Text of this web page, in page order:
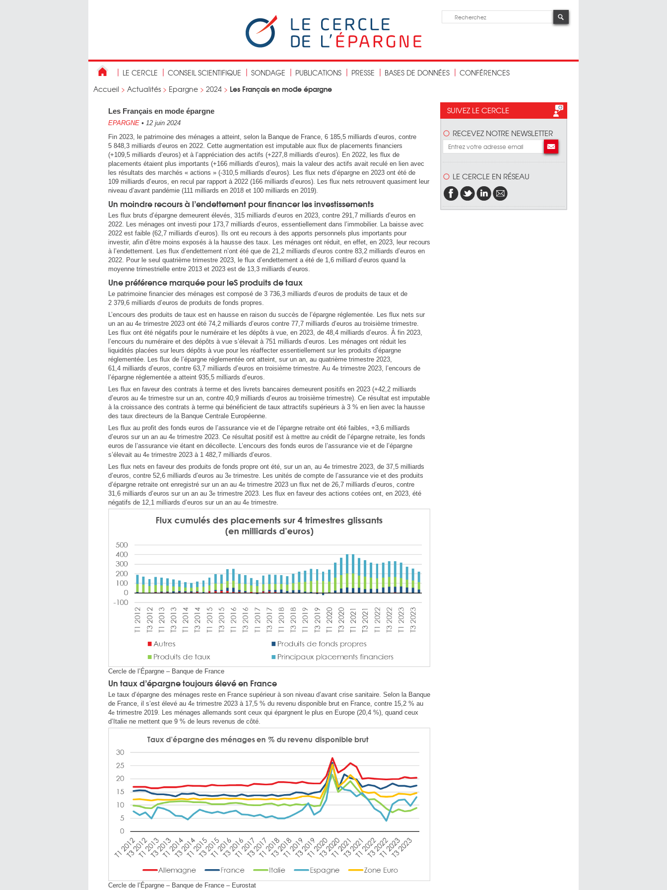
LE CERCLE CONSEIL SCIENTIFIQUE SONDAGE PUBLICATIONS PRESSE BASES DE DONNÉES
CONFÉRENCES
Accueil > Actualités > Epargne > 2024 > Les Français en mode épargne
Les Français en mode épargne
EPARGNE • 12 juin 2024
Fin 2023, le patrimoine des ménages a atteint, selon la Banque de France, 6 185,5 milliards d’euros, contre
5 848,3 milliards d’euros en 2022. Cette augmentation est imputable aux flux de placements financiers
(+109,5 milliards d’euros) et à l’appréciation des actifs (+227,8 milliards d’euros). En 2022, les flux de
placements étaient plus importants (+166 milliards d’euros), mais la valeur des actifs avait reculé en lien avec
les résultats des marchés « actions » (-310,5 milliards d’euros). Les flux nets d’épargne en 2023 ont été de
109 milliards d’euros, en recul par rapport à 2022 (166 milliards d’euros). Les flux nets retrouvent quasiment leur
niveau d’avant pandémie (111 milliards en 2018 et 100 milliards en 2019).
Un moindre recours à l’endettement pour financer les investissements
Les flux bruts d’épargne demeurent élevés, 315 milliards d’euros en 2023, contre 291,7 milliards d’euros en
2022. Les ménages ont investi pour 173,7 milliards d’euros, essentiellement dans l’immobilier. La baisse avec
2022 est faible (62,7 milliards d’euros). Ils ont eu recours à des apports personnels plus importants pour
investir, afin d’être moins exposés à la hausse des taux. Les ménages ont réduit, en effet, en 2023, leur recours
à l’endettement. Les flux d’endettement n’ont été que de 21,2 milliards d’euros contre 83,2 milliards d’euros en
2022. Pour le seul quatrième trimestre 2023, le flux d’endettement a été de 1,6 milliard d’euros quand la
moyenne trimestrielle entre 2013 et 2023 est de 13,3 milliards d’euros.
Une préférence marquée pour leS produits de taux
Le patrimoine financier des ménages est composé de 3 736,3 milliards d’euros de produits de taux et de
2 379,6 milliards d’euros de produits de fonds propres.
L’encours des produits de taux est en hausse en raison du succès de l’épargne réglementée. Les flux nets sur
un an au 4e trimestre 2023 ont été 74,2 milliards d’euros contre 77,7 milliards d’euros au troisième trimestre.
Les flux ont été négatifs pour le numéraire et les dépôts à vue, en 2023, de 48,4 milliards d’euros. À fin 2023,
l’encours du numéraire et des dépôts à vue s’élevait à 751 milliards d’euros. Les ménages ont réduit les
liquidités placées sur leurs dépôts à vue pour les réaffecter essentiellement sur les produits d’épargne
réglementée. Les flux de l’épargne réglementée ont atteint, sur un an, au quatrième trimestre 2023,
61,4 milliards d’euros, contre 63,7 milliards d’euros en troisième trimestre. Au 4e trimestre 2023, l’encours de
l’épargne réglementée a atteint 935,5 milliards d’euros.
Les flux en faveur des contrats à terme et des livrets bancaires demeurent positifs en 2023 (+42,2 milliards
d’euros au 4e trimestre sur un an, contre 40,9 milliards d’euros au troisième trimestre). Ce résultat est imputable
à la croissance des contrats à terme qui bénéficient de taux attractifs supérieurs à 3 % en lien avec la hausse
des taux directeurs de la Banque Centrale Européenne.
Les flux au profit des fonds euros de l’assurance vie et de l’épargne retraite ont été faibles, +3,6 milliards
d’euros sur un an au 4e trimestre 2023. Ce résultat positif est à mettre au crédit de l’épargne retraite, les fonds
euros de l’assurance vie étant en décollecte. L’encours des fonds euros de l’assurance vie et de l’épargne
s’élevait au 4e trimestre 2023 à 1 482,7 milliards d’euros.
Les flux nets en faveur des produits de fonds propre ont été, sur un an, au 4e trimestre 2023, de 37,5 milliards
d’euros, contre 52,6 milliards d’euros au 3e trimestre. Les unités de compte de l’assurance vie et des produits
d’épargne retraite ont enregistré sur un an au 4e trimestre 2023 un flux net de 26,7 milliards d’euros, contre
31,6 milliards d’euros sur un an au 3e trimestre 2023. Les flux en faveur des actions cotées ont, en 2023, été
négatifs de 12,1 milliards d’euros sur un an au 4e trimestre.
Cercle de l’Épargne – Banque de France
Un taux d’épargne toujours élevé en France
Le taux d’épargne des ménages reste en France supérieur à son niveau d’avant crise sanitaire. Selon la Banque
de France, il s’est élevé au 4e trimestre 2023 à 17,5 % du revenu disponible brut en France, contre 15,2 % au
4e trimestre 2019. Les ménages allemands sont ceux qui épargnent le plus en Europe (20,4 %), quand ceux
d’Italie ne mettent que 9 % de leurs revenus de côté.
Cercle de l’Épargne – Banque de France – Eurostat
SUIVEZ LE CERCLE
RECEVEZ NOTRE NEWSLETTER
LE CERCLE EN RÉSEAU